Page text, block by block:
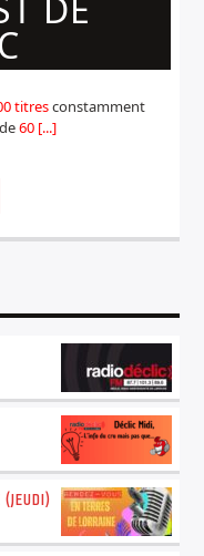
titresconstamment
60 [...]